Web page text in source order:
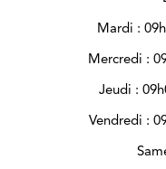
Mardi :
Mercredi :
Jeudi :
Vendredi :